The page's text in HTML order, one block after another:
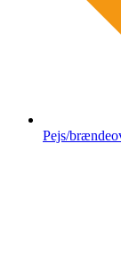
Pejs/